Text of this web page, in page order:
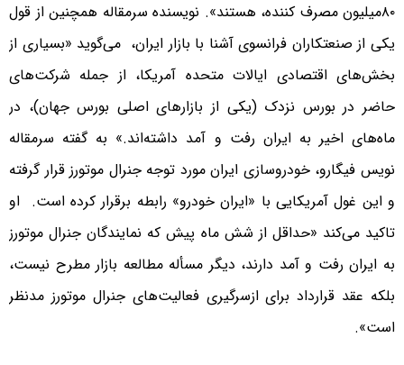
۸۰میلیون مصرف کننده، هستند». نویسنده سرمقاله همچنین از قول
یکی از صنعتکاران فرانسوی آشنا با بازار ایران، می‌گوید «بسیاری از
بخش‌های اقتصادی ایالات متحده آمریکا، از جمله شرکت‌های
حاضر در بورس نزدک (یکی از بازارهای اصلی بورس جهان)، در
ماه‌های اخیر به ایران رفت و آمد داشته‌اند.» به گفته سرمقاله
نویس فیگارو، خودروسازی ایران مورد توجه جنرال موتورز قرار گرفته
و این غول آمریکایی با «ایران خودرو» رابطه برقرار کرده است. او
تاکید می‌کند «حداقل از شش ماه پیش که نمایندگان جنرال موتورز
به ایران رفت و آمد دارند، دیگر مسأله مطالعه بازار مطرح نیست،
بلکه عقد قرارداد برای ازسرگیری فعالیت‌های جنرال موتورز مدنظر
است».